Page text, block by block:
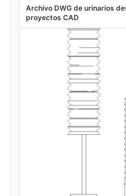
Archivo DWG de urinarios
proyectos CAD